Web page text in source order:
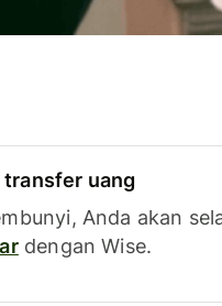
transfer uang
Anda akan
dengan Wise.